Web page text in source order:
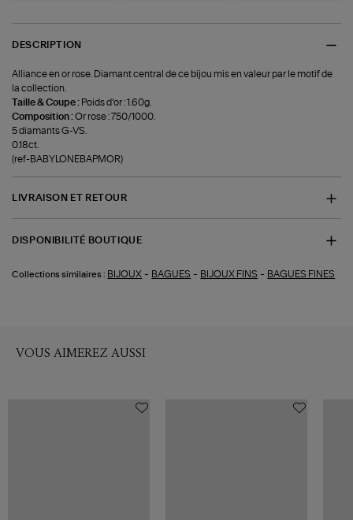
DESCRIPTION
Alliance en or rose. Diamant central de ce bijou mis en valeur par le motif de
la collection.
Taille & Coupe : Poids d’or : 1.60g.
Composition :Or rose : 750/1000.
5 diamants G-VS.
0.18ct.
(ref-BABYLONEBAPMOR)
LIVRAISON ET RETOUR
DISPONIBILITÉ BOUTIQUE
Collections similaires : BIJOUX - BAGUES - BIJOUX FINS - BAGUES FINES
VOUS AIMEREZ AUSSI